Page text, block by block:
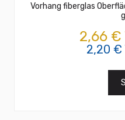
Vorhang fiberglas
2,66 €
2,20 €